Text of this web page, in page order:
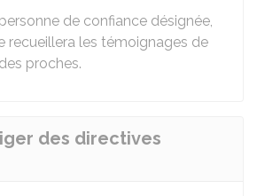
de confiance désignée,
recueillera les témoignages de
proches.
des directives